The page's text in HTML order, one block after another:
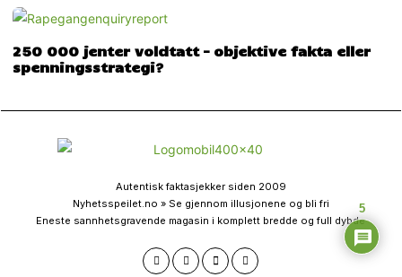
250 000 jenter voldtatt – objektive fakta eller
spenningsstrategi?
Autentisk faktasjekker siden 2009
Nyhetsspeilet.no » Se gjennom illusjonene og bli fri
Eneste sannhetsgravende magasin i komplett bredde og full dybde
5